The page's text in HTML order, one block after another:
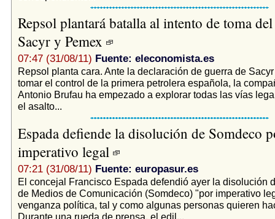
Repsol plantará batalla al intento de toma
Sacyr y Pemex
07:47 (31/08/11) Fuente: eleconomista.es
Repsol planta cara. Ante la declaración de guerra de
tomar el control de la primera petrolera española, la
Antonio Brufau ha empezado a explorar todas las vías
el asalto...
Espada defiende la disolución de Somdeco
imperativo legal
07:21 (31/08/11) Fuente: europasur.es
El concejal Francisco Espada defendió ayer la disolución
de Medios de Comunicación (Somdeco) "por imperativo
venganza política, tal y como algunas personas quieren
Durante una rueda de prensa, el edil...